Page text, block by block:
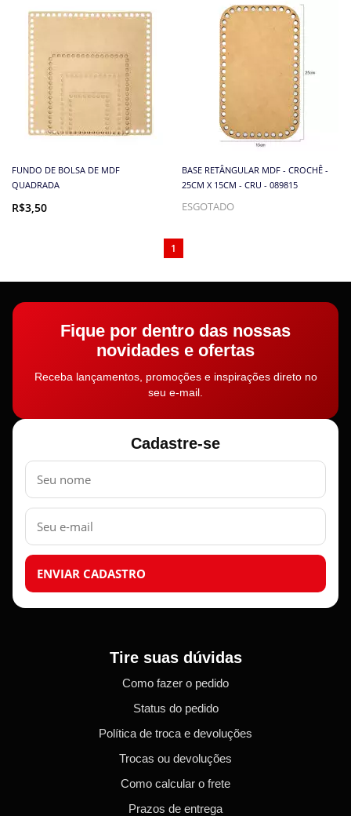
FUNDO DE BOLSA DE MDF
QUADRADA
R$3,50
BASE RETÂNGULAR MDF - CROCHÊ -
25CM X 15CM - CRU - 089815
ESGOTADO
1
Fique por dentro das nossas
novidades e ofertas
Receba lançamentos, promoções e inspirações direto no
seu e-mail.
Cadastre-se
Nome
E-
mail
ENVIAR CADASTRO
Tire suas dúvidas
Como fazer o pedido
Status do pedido
Política de troca e devoluções
Trocas ou devoluções
Como calcular o frete
Prazos de entrega